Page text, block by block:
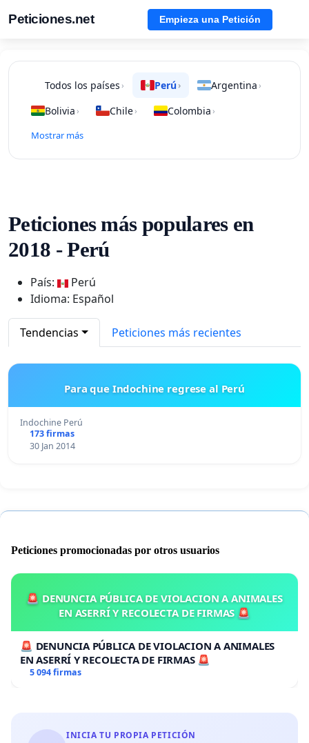
Peticiones.net Empieza una Petición
Todos los países › Perú› Argentina ›
Bolivia › Chile› Colombia ›
Mostrar más
Peticiones más populares en
2018 - Perú
País:
Perú
Idioma: Español
Tendencias Peticiones más recientes
Para que Indochine regrese al Perú
Indochine Perú
173 firmas
30 Jan 2014
Peticiones promocionadas por otros usuarios
🚨 DENUNCIA PÚBLICA DE VIOLACION A ANIMALES
EN ASERRÍ Y RECOLECTA DE FIRMAS 🚨
🚨 DENUNCIA PÚBLICA DE VIOLACION A ANIMALES
EN ASERRÍ Y RECOLECTA DE FIRMAS 🚨
5 094 firmas
INICIA TU PROPIA PETICIÓN